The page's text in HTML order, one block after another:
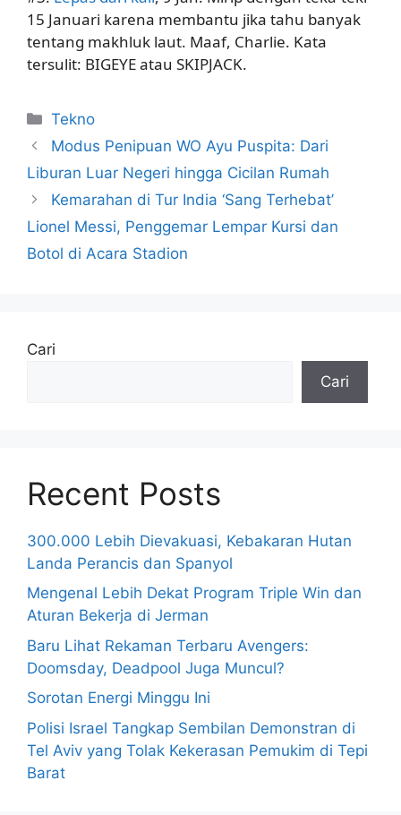
15 Januari karena membantu jika tahu banyak
tentang makhluk laut. Maaf, Charlie. Kata
tersulit: BIGEYE atau SKIPJACK.
Kategori
Tekno
Modus Penipuan WO Ayu Puspita: Dari
Liburan Luar Negeri hingga Cicilan Rumah
Kemarahan di Tur India ‘Sang Terhebat’
Lionel Messi, Penggemar Lempar Kursi dan
Botol di Acara Stadion
Cari
Cari
Recent Posts
300.000 Lebih Dievakuasi, Kebakaran Hutan
Landa Perancis dan Spanyol
Mengenal Lebih Dekat Program Triple Win dan
Aturan Bekerja di Jerman
Baru Lihat Rekaman Terbaru Avengers:
Doomsday, Deadpool Juga Muncul?
Sorotan Energi Minggu Ini
Polisi Israel Tangkap Sembilan Demonstran di
Tel Aviv yang Tolak Kekerasan Pemukim di Tepi
Barat